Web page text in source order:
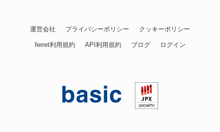
運営会社 プライバシーポリシー クッキーポリシー
ferret利用規約 API利用規約 ブログ ログイン